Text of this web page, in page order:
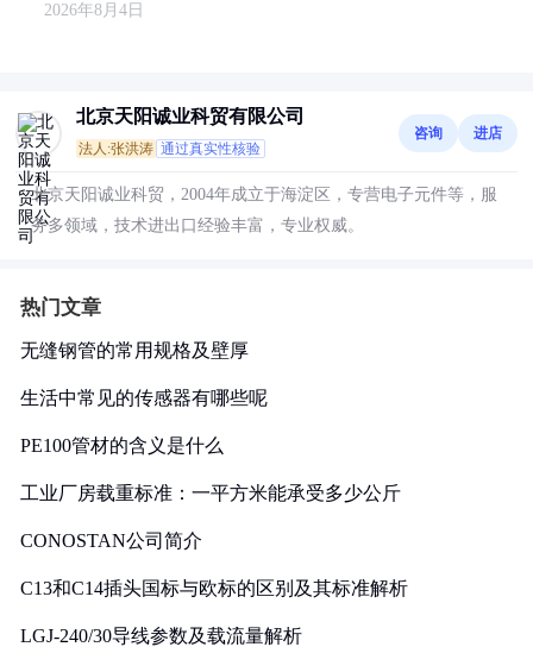
2026年8月4日
北京天阳诚业科贸有限公司
法人:张洪涛 通过真实性核验
咨询 进店
北京天阳诚业科贸，2004年成立于海淀区，专营电子元件等，服
务多领域，技术进出口经验丰富，专业权威。
热门文章
无缝钢管的常用规格及壁厚
生活中常见的传感器有哪些呢
PE100管材的含义是什么
工业厂房载重标准：一平方米能承受多少公斤
CONOSTAN公司简介
C13和C14插头国标与欧标的区别及其标准解析
LGJ-240/30导线参数及载流量解析